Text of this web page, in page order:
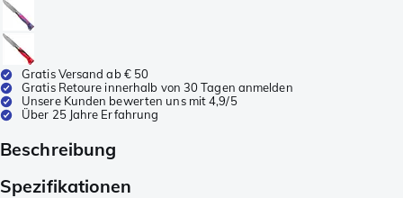
Gratis Versand ab € 50
Gratis Retoure innerhalb von 30 Tagen anmelden
Unsere Kunden bewerten uns mit 4,9/5
Über 25 Jahre Erfahrung
Beschreibung
Spezifikationen